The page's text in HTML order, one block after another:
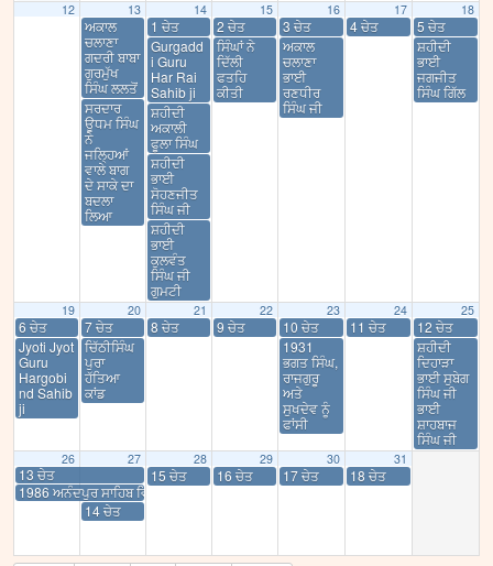
12 13
ਅਕਾਲ
ਚਲਾਣਾ
ਗਦਰੀ ਬਾਬਾ
ਗੁਰਮੁੱਖ
ਸਿੰਘ ਲਲਤੋਂ
ਸਰਦਾਰ
ਊਧਮ ਸਿੰਘ
ਨੇ
ਜਲ੍ਹਿਆਂ
ਵਾਲੇ ਬਾਗ
ਦੇ ਸਾਕੇ ਦਾ
ਬਦਲਾ
ਲਿਆ
14
1 ਚੇਤ
Gurgadd
i Guru
Har Rai
Sahib ji
ਸ਼ਹੀਦੀ
ਅਕਾਲੀ
ਫੂਲਾ ਸਿੰਘ
ਸ਼ਹੀਦੀ
ਭਾਈ
ਸੋਹਣਜੀਤ
ਸਿੰਘ ਜੀ
ਸ਼ਹੀਦੀ
ਭਾਈ
ਕੁਲਵੰਤ
ਸਿੰਘ ਜੀ
ਗੁਮਟੀ
15
2 ਚੇਤ
ਸਿੰਘਾਂ ਨੇ
ਦਿੱਲੀ
ਫਤਹਿ
ਕੀਤੀ
16
3 ਚੇਤ
ਅਕਾਲ
ਚਲਾਣਾ
ਭਾਈ
ਰਣਧੀਰ
ਸਿੰਘ ਜੀ
17
4 ਚੇਤ
18
5 ਚੇਤ
ਸ਼ਹੀਦੀ
ਭਾਈ
ਜਗਜੀਤ
ਸਿੰਘ ਗਿੱਲ
19
6 ਚੇਤ
Jyoti Jyot
Guru
Hargobi
nd Sahib
ji
20
7 ਚੇਤ
ਚਿੱਠੀਸਿੰਘ
ਪੁਰਾ
ਹੱਤਿਆ
ਕਾਂਡ
21
8 ਚੇਤ
22
9 ਚੇਤ
23
10 ਚੇਤ
1931
ਭਗਤ ਸਿੰਘ,
ਰਾਜਗੁਰੂ
ਅਤੇ
ਸੁਖਦੇਵ ਨੂੰ
ਫਾਂਸੀ
24
11 ਚੇਤ
25
12 ਚੇਤ
ਸ਼ਹੀਦੀ
ਦਿਹਾੜਾ
ਭਾਈ ਸੁਬੇਗ
ਸਿੰਘ ਜੀ
ਭਾਈ
ਸ਼ਾਹਬਾਜ
ਸਿੰਘ ਜੀ
26
13 ਚੇਤ
1986 ਅਨੰਦਪੁਰ ਸਾਹਿਬ ਵਿੱਖੇ 12 ਸਿੱਖਾ ਦੀ ਸ਼ਹੀਦੀ
27
14 ਚੇਤ
28
15 ਚੇਤ
29
16 ਚੇਤ
30
17 ਚੇਤ
31
18 ਚੇਤ